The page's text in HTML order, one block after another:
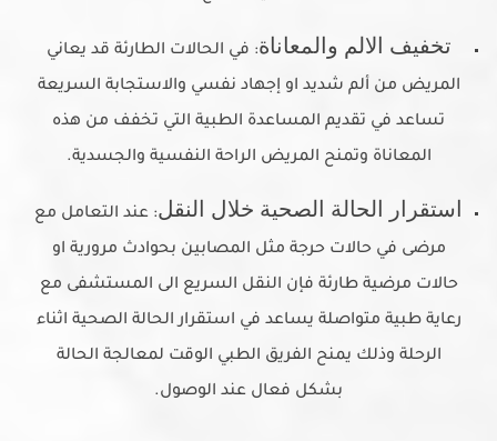
تخفيف الالم والمعاناة: في الحالات الطارئة قد يعاني
المريض من ألم شديد او إجهاد نفسي والاستجابة السريعة
تساعد في تقديم المساعدة الطبية التي تخفف من هذه
المعاناة وتمنح المريض الراحة النفسية والجسدية.
استقرار الحالة الصحية خلال النقل: عند التعامل مع
مرضى في حالات حرجة مثل المصابين بحوادث مرورية او
حالات مرضية طارئة فإن النقل السريع الى المستشفى مع
رعاية طبية متواصلة يساعد في استقرار الحالة الصحية اثناء
الرحلة وذلك يمنح الفريق الطبي الوقت لمعالجة الحالة
بشكل فعال عند الوصول.